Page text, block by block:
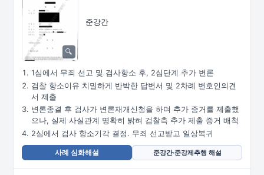
준강간
1심에서 무죄 선고 및 검사항소 후, 2심단계 추가 변론
검찰 항소이유 치밀하게 반박한 답변서 및 2차례 변호인의견
서 제출
변론종결 후 검사가 변론재개신청을 하며 추가 증거를 제출했
으나, 실제 사실관계 명확히 밝혀 검찰측 추가 제출 증거 배척
2심에서 검사 항소기각 결정. 무죄 선고받고 일상복귀
사례 심화해설 준강간·준강제추행 해설